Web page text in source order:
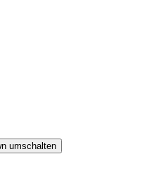
umschalten